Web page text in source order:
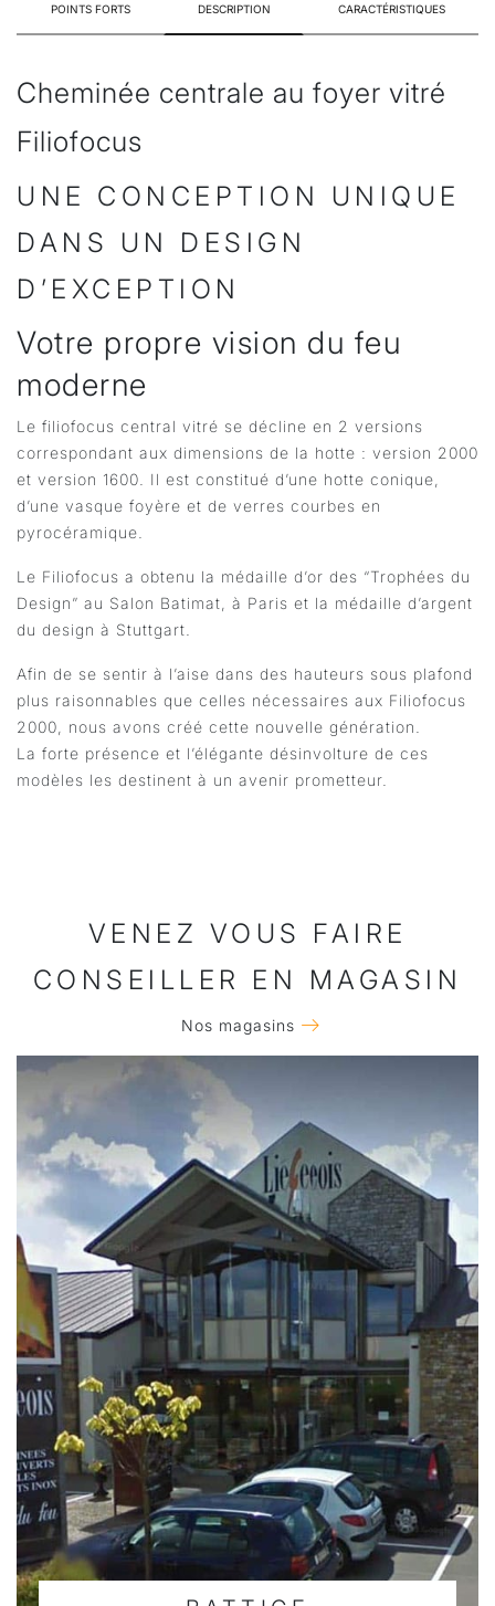
POINTS FORTS DESCRIPTION CARACTÉRISTIQUES
Cheminée centrale au foyer vitré
Filiofocus
UNE CONCEPTION UNIQUE
DANS UN DESIGN
D’EXCEPTION
Votre propre vision du feu
moderne
Le filiofocus central vitré se décline en 2 versions
correspondant aux dimensions de la hotte : version 2000
et version 1600. Il est constitué d’une hotte conique,
d’une vasque foyère et de verres courbes en
pyrocéramique.
Le Filiofocus a obtenu la médaille d’or des “Trophées du
Design” au Salon Batimat, à Paris et la médaille d’argent
du design à Stuttgart.
Afin de se sentir à l’aise dans des hauteurs sous plafond
plus raisonnables que celles nécessaires aux Filiofocus
2000, nous avons créé cette nouvelle génération.
La forte présence et l’élégante désinvolture de ces
modèles les destinent à un avenir prometteur.
VENEZ VOUS FAIRE
CONSEILLER EN MAGASIN
Nos magasins